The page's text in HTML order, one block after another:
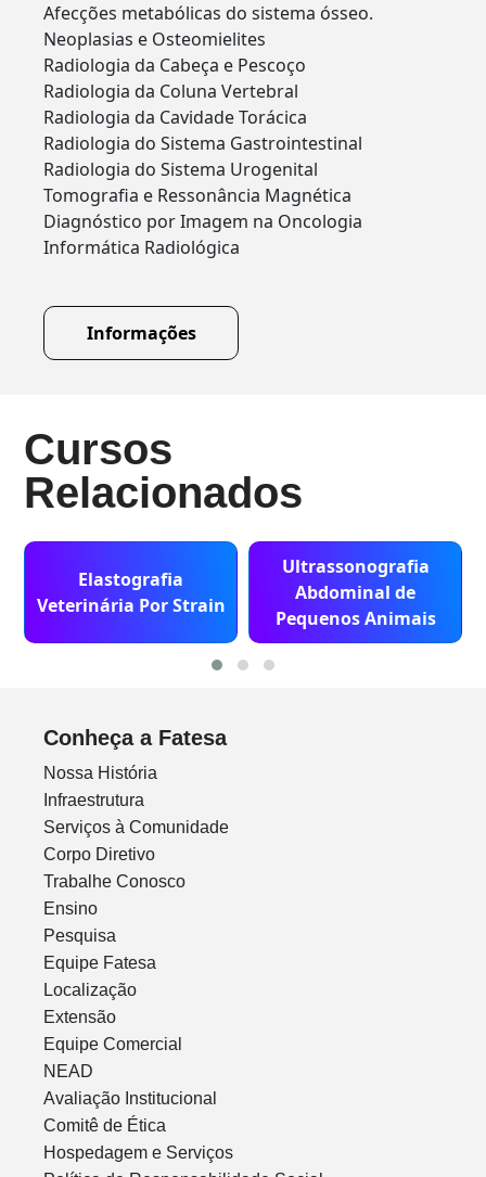
Afecções metabólicas do sistema ósseo.
Neoplasias e Osteomielites
Radiologia da Cabeça e Pescoço
Radiologia da Coluna Vertebral
Radiologia da Cavidade Torácica
Radiologia do Sistema Gastrointestinal
Radiologia do Sistema Urogenital
Tomografia e Ressonância Magnética
Diagnóstico por Imagem na Oncologia
Informática Radiológica
Informações
Cursos
Relacionados
Elastografia
Veterinária Por Strain
Ultrassonografia
Abdominal de
Pequenos Animais
Conheça a Fatesa
Nossa História
Infraestrutura
Serviços à Comunidade
Corpo Diretivo
Trabalhe Conosco
Ensino
Pesquisa
Equipe Fatesa
Localização
Extensão
Equipe Comercial
NEAD
Avaliação Institucional
Comitê de Ética
Hospedagem e Serviços